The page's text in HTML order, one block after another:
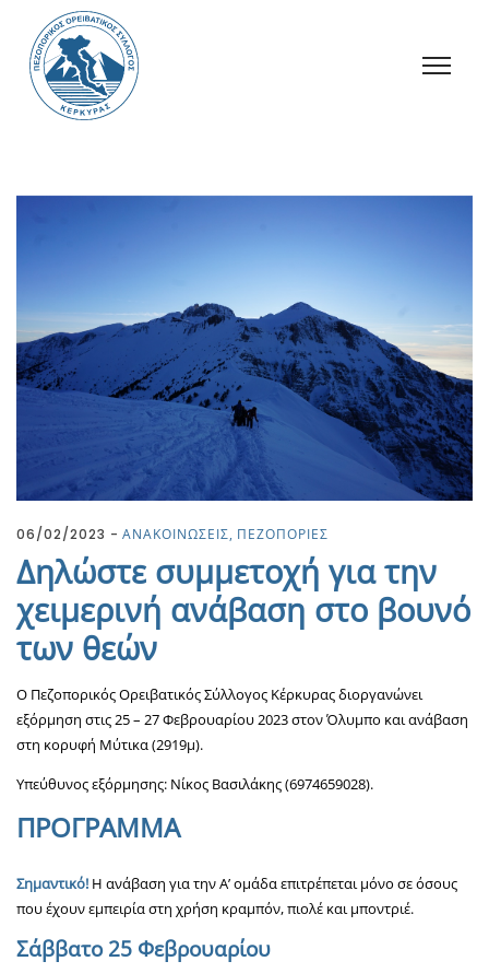
06/02/2023 ΑΝΑΚΟΙΝΩΣΕΙΣ ΠΕΖΟΠΟΡΙΕΣ
Δηλώστε συμμετοχή για την
χειμερινή ανάβαση στο βουνό
των θεών
Ο Πεζοπορικός Ορειβατικός Σύλλογος Κέρκυρας διοργανώνει
εξόρμηση στις 25 – 27 Φεβρουαρίου 2023 στον Όλυμπο και ανάβαση
στη κορυφή Μύτικα (2919μ).
Υπεύθυνος εξόρμησης: Νίκος Βασιλάκης (6974659028).
ΠΡΟΓΡΑΜΜΑ
Σημαντικό! H ανάβαση για την Α’ ομάδα επιτρέπεται μόνο σε όσους
που έχουν εμπειρία στη χρήση κραμπόν, πιολέ και μποντριέ.
Σάββατο 25 Φεβρουαρίου